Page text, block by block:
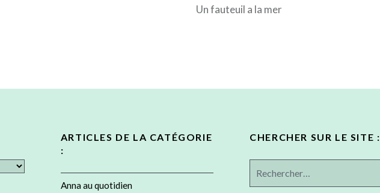
Un fauteuil a la mer
ARTICLES DE LA CATÉGORIE
:
Anna au quotidien
CHERCHER SUR LE SITE :